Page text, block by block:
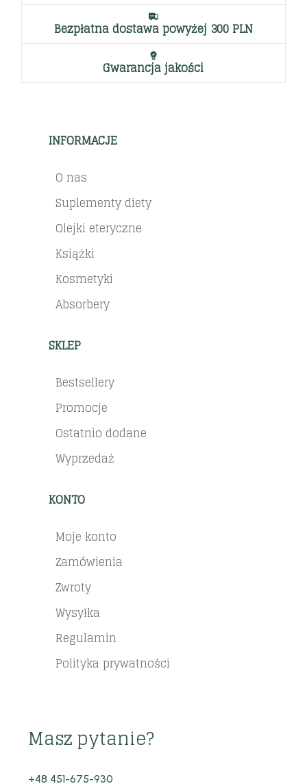
Bezpłatna dostawa powyżej 300 PLN
Gwarancja jakości
INFORMACJE
O nas
Suplementy diety
Olejki eteryczne
Książki
Kosmetyki
Absorbery
SKLEP
Bestsellery
Promocje
Ostatnio dodane
Wyprzedaż
KONTO
Moje konto
Zamówienia
Zwroty
Wysyłka
Regulamin
Polityka prywatności
Masz pytanie?
+48 451-675-930